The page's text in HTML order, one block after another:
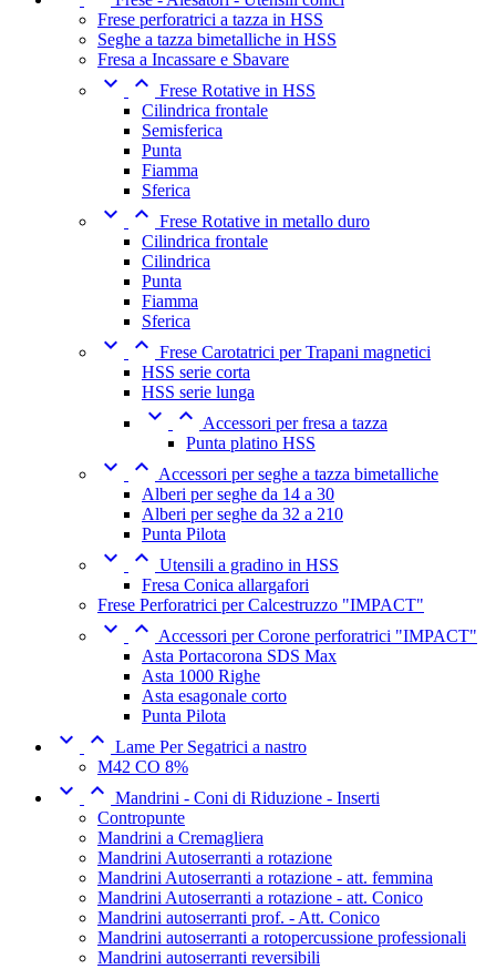
Frese perforatrici a tazza in HSS
Seghe a tazza bimetalliche in HSS
Fresa a Incassare e Sbavare
  Frese Rotative in HSS
Cilindrica frontale
Semisferica
Punta
Fiamma
Sferica
  Frese Rotative in metallo duro
Cilindrica frontale
Cilindrica
Punta
Fiamma
Sferica
  Frese Carotatrici per Trapani magnetici
HSS serie corta
HSS serie lunga
  Accessori per fresa a tazza
Punta platino HSS
  Accessori per seghe a tazza bimetalliche
Alberi per seghe da 14 a 30
Alberi per seghe da 32 a 210
Punta Pilota
  Utensili a gradino in HSS
Fresa Conica allargafori
Frese Perforatrici per Calcestruzzo "IMPACT"
  Accessori per Corone perforatrici "IMPACT"
Asta Portacorona SDS Max
Asta 1000 Righe
Asta esagonale corto
Punta Pilota
  Lame Per Segatrici a nastro
M42 CO 8%
  Mandrini - Coni di Riduzione - Inserti
Contropunte
Mandrini a Cremagliera
Mandrini Autoserranti a rotazione
Mandrini Autoserranti a rotazione - att. femmina
Mandrini Autoserranti a rotazione - att. Conico
Mandrini autoserranti prof. - Att. Conico
Mandrini autoserranti a rotopercussione professionali
Mandrini autoserranti reversibili